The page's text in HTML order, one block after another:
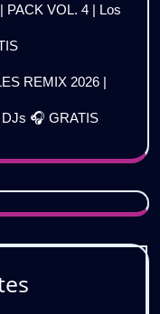
PACK VOL. 4 | Los
REMIX 2026 |
DJs 🎧 GRATIS